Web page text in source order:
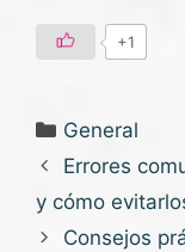
+1
General
Errores
y cómo
Consejos